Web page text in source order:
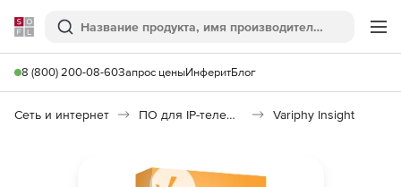
Softline
Поиск
8 (800) 200-08-60Запрос ценыИнферитБлог
Сеть и интернет ПО для IP-телефонии Variphy Insight